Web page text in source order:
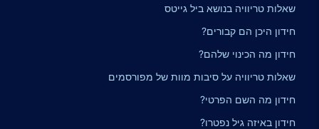
שאלות טריוויה בנושא ביל גייטס
חידון היכן הם קבורים?
חידון מה הכינוי שלהם?
שאלות טריוויה על סיבות מוות של מפורסמים
חידון מה השם הפרטי?
חידון באיזה גיל נפטרו?